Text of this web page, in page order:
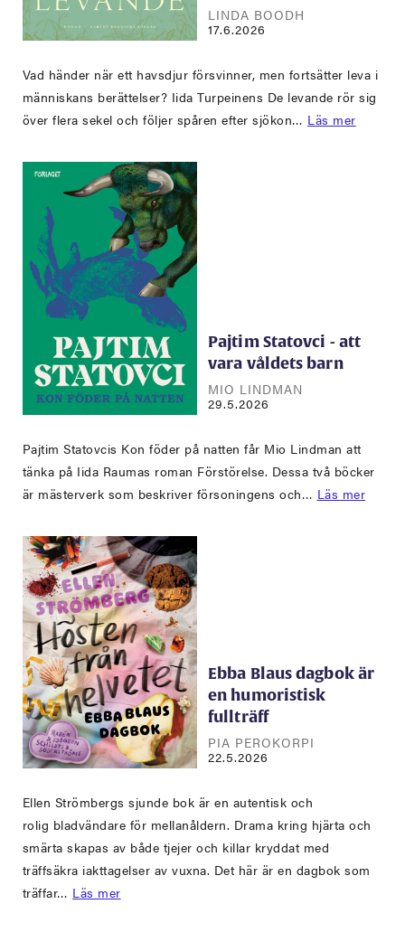
LINDA BOODH
17.6.2026
Vad händer när ett havsdjur försvinner, men fortsätter leva i
människans berättelser? Iida Turpeinens De levande rör sig
över flera sekel och följer spåren efter sjökon… Läs mer
Pajtim Statovci - att
vara våldets barn
MIO LINDMAN
29.5.2026
Pajtim Statovcis Kon föder på natten får Mio Lindman att
tänka på Iida Raumas roman Förstörelse. Dessa två böcker
är mästerverk som beskriver försoningens och… Läs mer
Ebba Blaus dagbok är
en humoristisk
fullträff
PIA PEROKORPI
22.5.2026
Ellen Strömbergs sjunde bok är en autentisk och
rolig bladvändare för mellanåldern. Drama kring hjärta och
smärta skapas av både tjejer och killar kryddat med
träffsäkra iakttagelser av vuxna. Det här är en dagbok som
träffar… Läs mer